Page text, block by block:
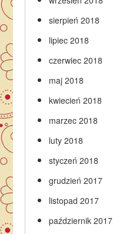
sierpień 2018
lipiec 2018
czerwiec 2018
maj 2018
kwiecień 2018
marzec 2018
luty 2018
styczeń 2018
grudzień 2017
listopad 2017
październik 2017